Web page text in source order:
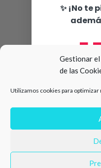
Gestionar
de las
Utilizamos cookies para
✨ ¡No te
Número de
Email